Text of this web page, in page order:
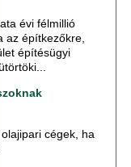
évi félmillió
az építkezőkre,
építésügyi
cégek, ha